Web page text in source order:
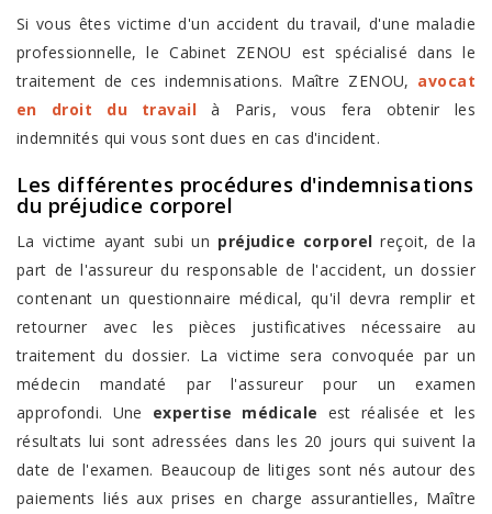
Si vous êtes victime d'un accident du travail, d'une maladie
professionnelle, le Cabinet ZENOU est spécialisé dans le
traitement de ces indemnisations. Maître ZENOU, avocat
en droit du travailà Paris, vous fera obtenir les
indemnités qui vous sont dues en cas d'incident.
Les différentes procédures d'indemnisations
du préjudice corporel
La victime ayant subi un préjudice corporel reçoit, de la
part de l'assureur du responsable de l'accident, un dossier
contenant un questionnaire médical, qu'il devra remplir et
retourner avec les pièces justificatives nécessaire au
traitement du dossier. La victime sera convoquée par un
médecin mandaté par l'assureur pour un examen
approfondi. Une expertise médicale est réalisée et les
résultats lui sont adressées dans les 20 jours qui suivent la
date de l'examen. Beaucoup de litiges sont nés autour des
paiements liés aux prises en charge assurantielles, Maître